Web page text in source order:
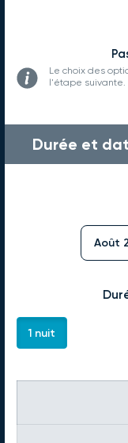
Le choix des
l'étape suivante.
Durée et
1 nuit